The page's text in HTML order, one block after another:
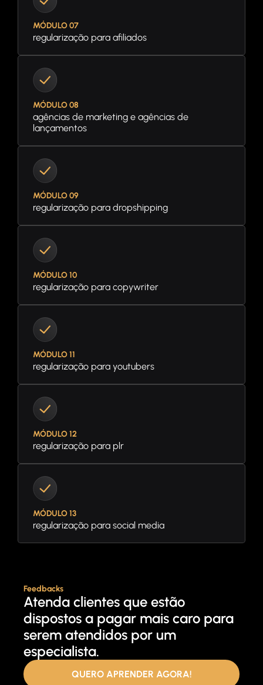
MÓDULO 07
regularização para afiliados
MÓDULO 08
agências de marketing e agências de
lançamentos
MÓDULO 09
regularização para dropshipping
MÓDULO 10
regularização para copywriter
MÓDULO 11
regularização para youtubers
MÓDULO 12
regularização para plr
MÓDULO 13
regularização para social media
Feedbacks
Atenda clientes que estão
dispostos a pagar mais caro para
serem atendidos por um
especialista.
QUERO APRENDER AGORA!